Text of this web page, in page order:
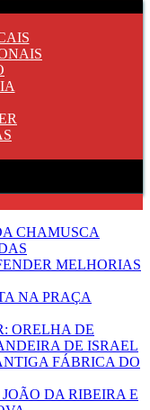
CHAMUSCA
MELHORIAS
NA PRAÇA
ORELHA DE
DE ISRAEL
FÁBRICA DO
DA RIBEIRA E